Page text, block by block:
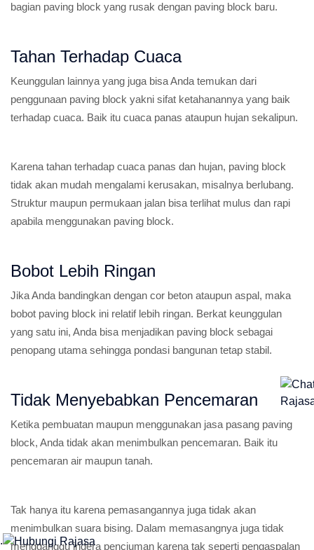
bagian paving block yang rusak dengan paving block baru.
Tahan Terhadap Cuaca
Keunggulan lainnya yang juga bisa Anda temukan dari
penggunaan paving block yakni sifat ketahanannya yang baik
terhadap cuaca. Baik itu cuaca panas ataupun hujan sekalipun.
Karena tahan terhadap cuaca panas dan hujan, paving block
tidak akan mudah mengalami kerusakan, misalnya berlubang.
Struktur maupun permukaan jalan bisa terlihat mulus dan rapi
apabila menggunakan paving block.
Bobot Lebih Ringan
Jika Anda bandingkan dengan cor beton ataupun aspal, maka
bobot paving block ini relatif lebih ringan. Berkat keunggulan
yang satu ini, Anda bisa menjadikan paving block sebagai
penopang utama sehingga pondasi bangunan tetap stabil.
Tidak Menyebabkan Pencemaran
Ketika pembuatan maupun menggunakan jasa pasang paving
block, Anda tidak akan menimbulkan pencemaran. Baik itu
pencemaran air maupun tanah.
Tak hanya itu karena pemasangannya juga tidak akan
menimbulkan suara bising. Dalam memasangnya juga tidak
mengganggu indera penciuman karena tak seperti pengaspalan
.